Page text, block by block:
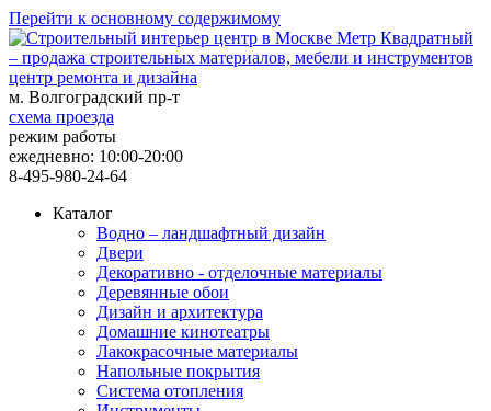
Перейти к основному содержимому
центр ремонта и дизайна
м. Волгоградский пр-т
схема проезда
режим работы
ежедневно: 10:00-20:00
8-495-980-24-64
Каталог
Водно – ландшафтный дизайн
Двери
Декоративно - отделочные материалы
Деревянные обои
Дизайн и архитектура
Домашние кинотеатры
Лакокрасочные материалы
Напольные покрытия
Система отопления